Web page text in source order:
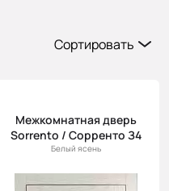
Сортировать
(возр.)
Цена (убыв.)
новинки
Межкомнатная дверь
Sorrento / Сорренто З4
Белый ясень